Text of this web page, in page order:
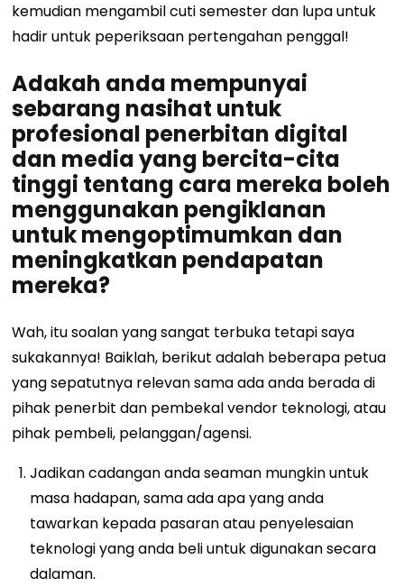
kemudian mengambil cuti semester dan lupa untuk
hadir untuk peperiksaan pertengahan penggal!
Adakah anda mempunyai
sebarang nasihat untuk
profesional penerbitan digital
dan media yang bercita-cita
tinggi tentang cara mereka boleh
menggunakan pengiklanan
untuk mengoptimumkan dan
meningkatkan pendapatan
mereka?
Wah, itu soalan yang sangat terbuka tetapi saya
sukakannya! Baiklah, berikut adalah beberapa petua
yang sepatutnya relevan sama ada anda berada di
pihak penerbit dan pembekal vendor teknologi, atau
pihak pembeli, pelanggan/agensi.
Jadikan cadangan anda seaman mungkin untuk
masa hadapan, sama ada apa yang anda
tawarkan kepada pasaran atau penyelesaian
teknologi yang anda beli untuk digunakan secara
dalaman.